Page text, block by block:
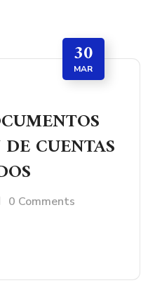
30
MAR
CUENTAS
0 Comments